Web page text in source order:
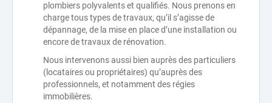
plombiers polyvalents et qualifiés. Nous prenons en
charge tous types de travaux, qu’il s’agisse de
dépannage, de la mise en place d’une installation ou
encore de travaux de rénovation.
Nous intervenons aussi bien auprès des particuliers
(locataires ou propriétaires) qu’auprès des
professionnels, et notamment des régies
immobilières.